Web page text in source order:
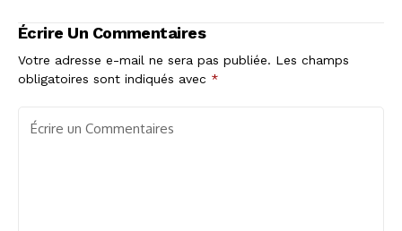
Écrire Un Commentaires
Votre adresse e-mail ne sera pas publiée. Les champs
obligatoires sont indiqués avec *